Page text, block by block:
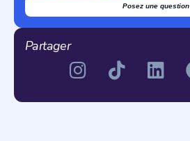
Posez une question
Partager